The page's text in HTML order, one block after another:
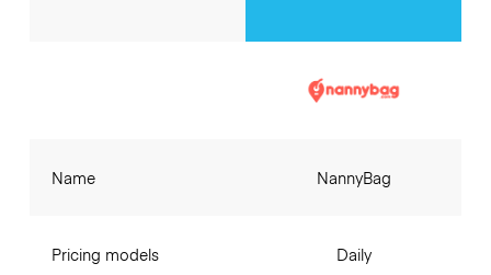
Name
Pricing models
NannyBag
Daily